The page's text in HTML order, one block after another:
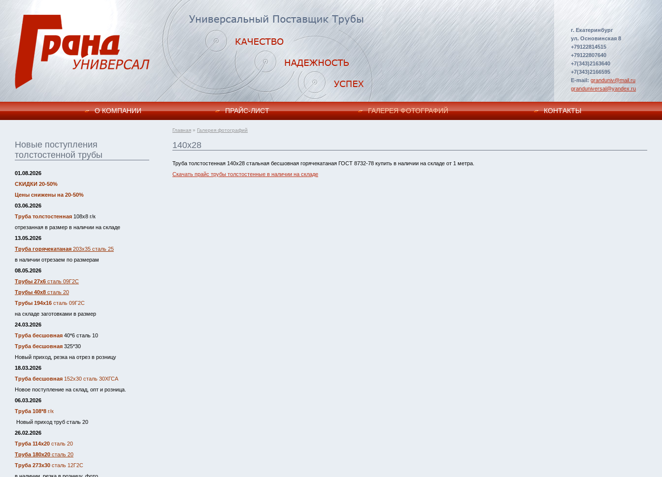
г. Екатеринбург
ул. Основинская 8
+79122814515
+79122807640
+7(343)2163640
+7(343)2166595
E-mail: granduniv@mail.ru
granduniversal@yandex.ru
О КОМПАНИИ ПРАЙC-ЛИСТ ГАЛЕРЕЯ ФОТОГРАФИЙ КОНТАКТЫ
Новые поступления
толстостенной трубы
01.08.2026
СКИДКИ 20-50%
Цены снижены на 20-50%
03.06.2026
Труба толстостенная 108х8 г/к
отрезанная в размер в наличии на складе
13.05.2026
Труба горячекатаная 203х35 сталь 25
в наличии отрезаем по размерам
08.05.2026
Трубы 27х6 сталь 09Г2С
Трубы 40х8 сталь 20
Трубы 194х16 сталь 09Г2С
на складе заготовками в размер
24.03.2026
Труба бесшовная 40*6 сталь 10
Труба бесшовная 325*30
Новый приход, резка на отрез в розницу
18.03.2026
Труба бесшовная 152х30 сталь 30ХГСА
Новое поступление на склад, опт и розница.
06.03.2026
Труба 108*8 г/к
Новый приход труб сталь 20
26.02.2026
Труба 114х20 сталь 20
Труба 180х20 сталь 20
Труба 273х30 сталь 12Г2С
Главная » Галерея фотографий
140х28
Труба толстостенная 140х28 стальная бесшовная горячекатаная ГОСТ 8732-78 купить в наличии на складе от 1 метра.
Скачать прайс трубы толстостенные в наличии на складе